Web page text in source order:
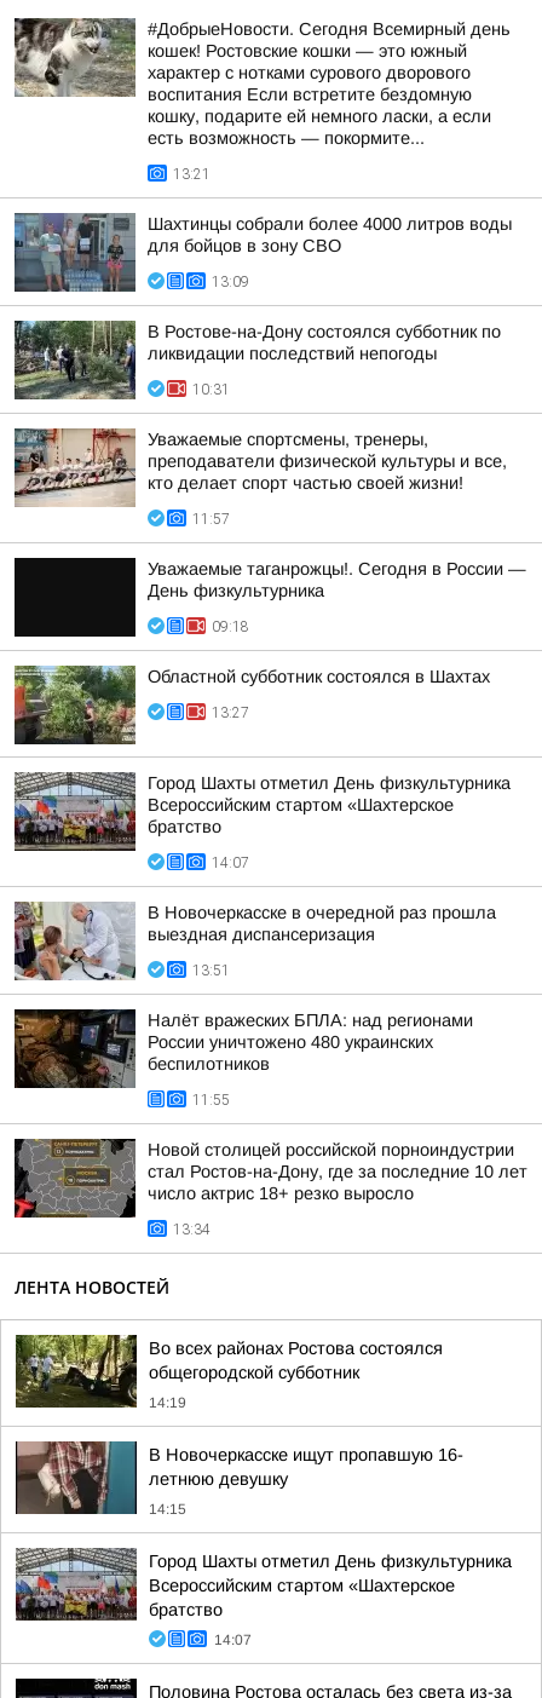
#ДобрыеНовости. Сегодня Всемирный день
кошек! Ростовские кошки — это южный
характер с нотками сурового дворового
воспитания Если встретите бездомную
кошку, подарите ей немного ласки, а если
есть возможность — покормите...
13:21
Шахтинцы собрали более 4000 литров воды
для бойцов в зону СВО
13:09
В Ростове-на-Дону состоялся субботник по
ликвидации последствий непогоды
10:31
Уважаемые спортсмены, тренеры,
преподаватели физической культуры и все,
кто делает спорт частью своей жизни!
11:57
Уважаемые таганрожцы!. Сегодня в России —
День физкультурника
09:18
Областной субботник состоялся в Шахтах
13:27
Город Шахты отметил День физкультурника
Всероссийским стартом «Шахтерское
братство
14:07
В Новочеркасске в очередной раз прошла
выездная диспансеризация
13:51
Налёт вражеских БПЛА: над регионами
России уничтожено 480 украинских
беспилотников
11:55
Новой столицей российской порноиндустрии
стал Ростов-на-Дону, где за последние 10 лет
число актрис 18+ резко выросло
13:34
ЛЕНТА НОВОСТЕЙ
Во всех районах Ростова состоялся
общегородской субботник
14:19
В Новочеркасске ищут пропавшую 16-
летнюю девушку
14:15
Город Шахты отметил День физкультурника
Всероссийским стартом «Шахтерское
братство
14:07
Половина Ростова осталась без света из-за